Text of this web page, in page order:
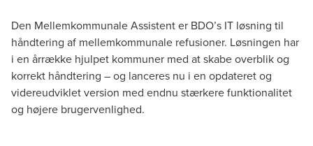
Den Mellemkommunale Assistent er BDO’s IT løsning til
håndtering af mellemkommunale refusioner. Løsningen har
i en årrække hjulpet kommuner med at skabe overblik og
korrekt håndtering – og lanceres nu i en opdateret og
videreudviklet version med endnu stærkere funktionalitet
og højere brugervenlighed.